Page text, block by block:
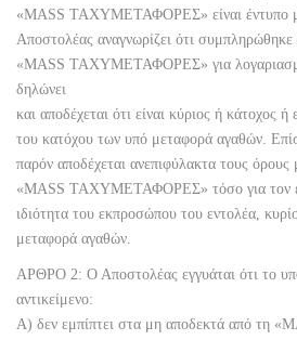
«MASS ΤΑΧΥΜΕΤΑΦΟΡΕΣ» είναι έντυπο
Αποστολέας αναγνωρίζει ότι
«MASS ΤΑΧΥΜΕΤΑΦΟΡΕΣ» για
δηλώνει
και αποδέχεται ότι είναι κύριος ή κάτοχος
του κατόχου των υπό μεταφορά αγαθών.
παρόν αποδέχεται ανεπιφύλακτα τους όρους
«MASS ΤΑΧΥΜΕΤΑΦΟΡΕΣ» τόσο για τον
ιδιότητα του εκπροσώπου του εντολέα,
μεταφορά αγαθών.
ΑΡΘΡΟ 2: Ο Αποστολέας εγγυάται ότι το
αντικείμενο:
Α) δεν εμπίπτει στα μη αποδεκτά από